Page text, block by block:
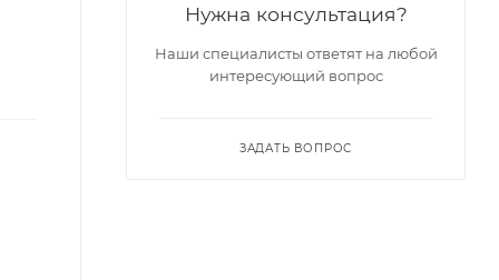
Нужна консультация?
Наши специалисты ответят на любой
интересующий вопрос
ЗАДАТЬ ВОПРОС